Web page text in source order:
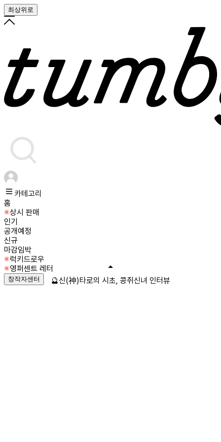
최상위로
카테고리
홈
상시 판매
인기
공개예정
신규
마감임박
럭키드로우
영퍼센트 레터
창작자센터 🔮신(神)타로의 시초, 콩쥐신녀 인터뷰